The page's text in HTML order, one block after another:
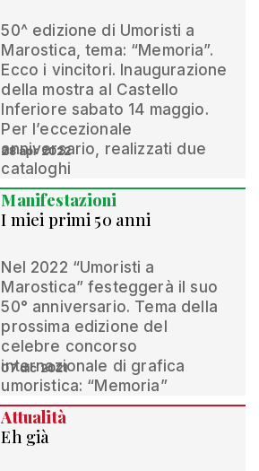
50^ edizione di Umoristi a
Marostica, tema: “Memoria”.
Ecco i vincitori. Inaugurazione
della mostra al Castello
Inferiore sabato 14 maggio.
Per l’eccezionale
anniversario, realizzati due
cataloghi
28 apr 2022
Manifestazioni
I miei primi 50 anni
Nel 2022 “Umoristi a
Marostica” festeggerà il suo
50° anniversario. Tema della
prossima edizione del
celebre concorso
internazionale di grafica
umoristica: “Memoria”
07 dic 2021
Attualità
Eh già